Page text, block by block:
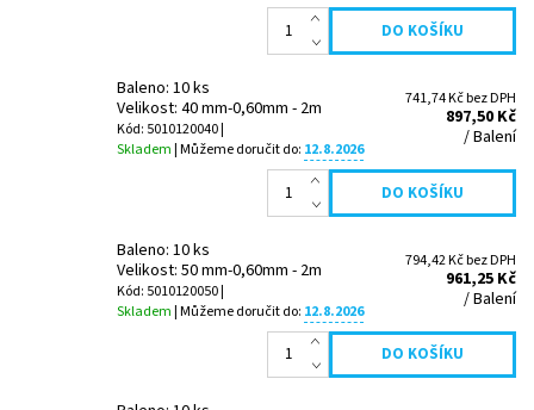
Baleno: 10 ks
Velikost: 40 mm-0,60mm - 2m
Kód: 5010120040 |
Skladem| Můžeme doručit do: 12.8.2026
741,74 Kč bez DPH
897,50 Kč
/ Balení
Baleno: 10 ks
Velikost: 50 mm-0,60mm - 2m
Kód: 5010120050 |
Skladem| Můžeme doručit do: 12.8.2026
794,42 Kč bez DPH
961,25 Kč
/ Balení